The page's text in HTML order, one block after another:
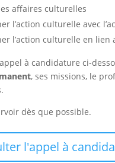
affaires culturelles
l’action culturelle avec
l’action culturelle en
à candidature ci-
, ses missions, le
dès que possible.
l'appel à